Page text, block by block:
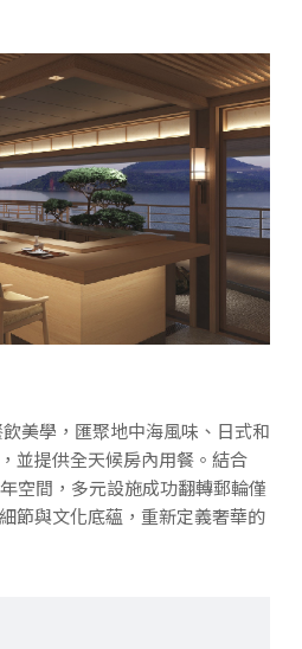
美學，匯聚地中海風味、日式和
並提供全天候房內用餐。結合
空間，多元設施成功翻轉郵輪僅
節與文化底蘊，重新定義奢華的